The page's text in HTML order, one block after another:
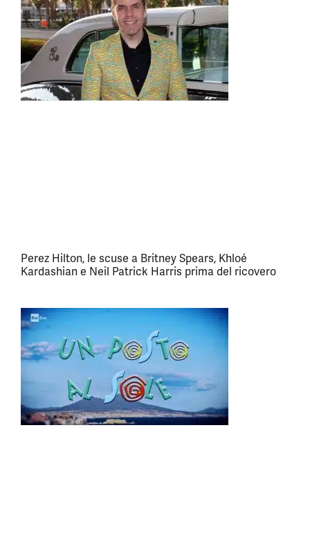
Perez Hilton, le scuse a Britney Spears, Khloé
Kardashian e Neil Patrick Harris prima del ricovero